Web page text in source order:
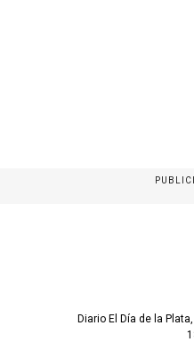
Diario El Día de la